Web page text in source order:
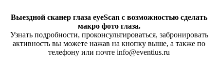
Выездной сканер глаза eyeScan с возможностью сделать
макро фото глаза.
Узнать подробности, проконсультироваться, забронировать
активность вы можете нажав на кнопку выше, а также по
телефону или почте info@eventius.ru